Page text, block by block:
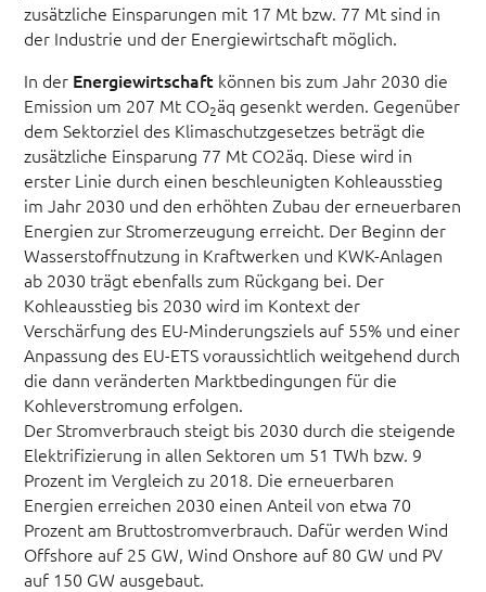
zusätzliche Einsparungen mit 17 Mt bzw. 77 Mt sind in
der Industrie und der Energiewirtschaft möglich.
In der Energiewirtschaft können bis zum Jahr 2030 die
Emission um 207 Mt CO2äq gesenkt werden. Gegenüber
dem Sektorziel des Klimaschutzgesetzes beträgt die
zusätzliche Einsparung 77 Mt CO2äq. Diese wird in
erster Linie durch einen beschleunigten Kohleausstieg
im Jahr 2030 und den erhöhten Zubau der erneuerbaren
Energien zur Stromerzeugung erreicht. Der Beginn der
Wasserstoffnutzung in Kraftwerken und KWK-Anlagen
ab 2030 trägt ebenfalls zum Rückgang bei. Der
Kohleausstieg bis 2030 wird im Kontext der
Verschärfung des EU-Minderungsziels auf 55% und einer
Anpassung des EU-ETS voraussichtlich weitgehend durch
die dann veränderten Marktbedingungen für die
Kohleverstromung erfolgen.
Der Stromverbrauch steigt bis 2030 durch die steigende
Elektrifizierung in allen Sektoren um 51 TWh bzw. 9
Prozent im Vergleich zu 2018. Die erneuerbaren
Energien erreichen 2030 einen Anteil von etwa 70
Prozent am Bruttostromverbrauch. Dafür werden Wind
Offshore auf 25 GW, Wind Onshore auf 80 GW und PV
auf 150 GW ausgebaut.